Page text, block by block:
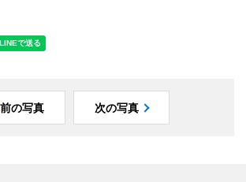
前の写真 次の写真